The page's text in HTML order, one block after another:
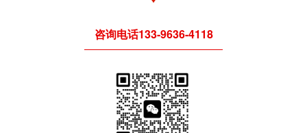
咨询电话133-9636-4118